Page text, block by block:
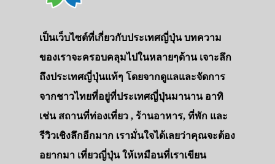
เป็นเว็บไซต์ที่เกี่ยวกับประเทศญี่ปุ่น บทความ
ของเราจะครอบคลุมไปในหลายๆด้าน เจาะลึก
ถึงประเทศญี่ปุ่นแท้ๆ โดยจากดูแลและจัดการ
จากชาวไทยที่อยู่ที่ประเทศญี่ปุ่นมานาน อาทิ
เช่น สถานที่ท่องเที่ยว , ร้านอาหาร, ที่พัก และ
รีวิวเชิงลึกอีกมาก เรามั่นใจได้เลยว่าคุณจะต้อง
อยากมา เที่ยวญี่ปุ่น ให้เหมือนที่เราเขียน